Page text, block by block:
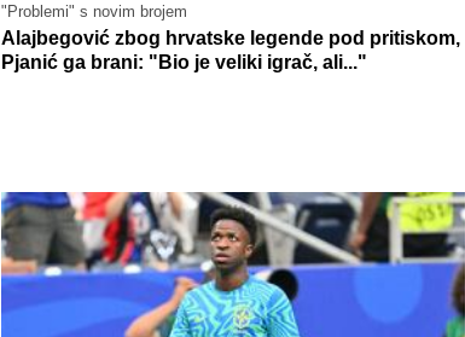
"Problemi" s novim brojem
Alajbegović zbog hrvatske legende pod pritiskom,
Pjanić ga brani: "Bio je veliki igrač, ali..."